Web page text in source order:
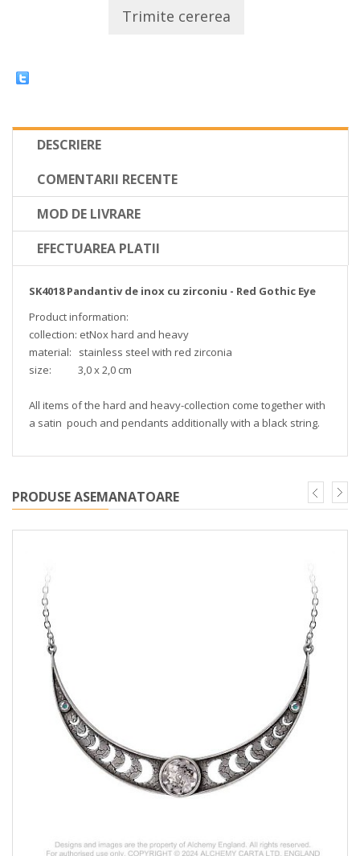
Trimite cererea
DESCRIERE
COMENTARII RECENTE
MOD DE LIVRARE
EFECTUAREA PLATII
SK4018 Pandantiv de inox cu zirconiu - Red Gothic Eye
Product information:
collection: etNox hard and heavy
material: stainless steel with red zirconia
size: 3,0 x 2,0 cm
All items of the hard and heavy-collection come together with
a satin pouch and pendants additionally with a black string.
PRODUSE ASEMANATOARE